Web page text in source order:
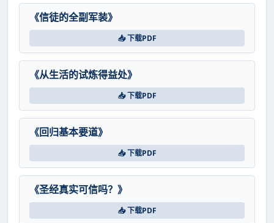
《信徒的全副军装》
📥 下载PDF
《从生活的试炼得益处》
📥 下载PDF
《回归基本要道》
📥 下载PDF
《圣经真实可信吗？》
📥 下载PDF